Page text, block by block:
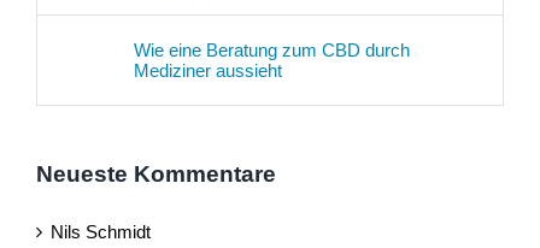
Wie eine Beratung zum CBD durch
Mediziner aussieht
Neueste Kommentare
Nils Schmidt